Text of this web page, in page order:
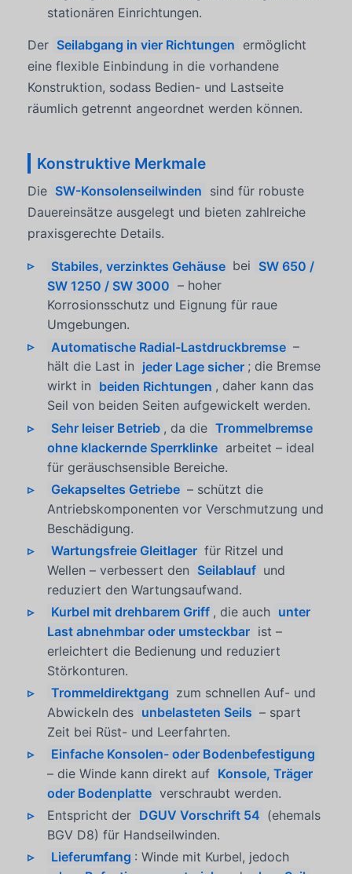
stationären Einrichtungen.
Der Seilabgang in vier Richtungen ermöglicht
eine flexible Einbindung in die vorhandene
Konstruktion, sodass Bedien- und Lastseite
räumlich getrennt angeordnet werden können.
Konstruktive Merkmale
Die SW-Konsolenseilwinden sind für robuste
Dauereinsätze ausgelegt und bieten zahlreiche
praxisgerechte Details.
Stabiles, verzinktes Gehäuse bei SW 650 /
SW 1250 / SW 3000 – hoher
Korrosionsschutz und Eignung für raue
Umgebungen.
Automatische Radial-Lastdruckbremse –
hält die Last in jeder Lage sicher ; die Bremse
wirkt in beiden Richtungen , daher kann das
Seil von beiden Seiten aufgewickelt werden.
Sehr leiser Betrieb , da die Trommelbremse
ohne klackernde Sperrklinke arbeitet – ideal
für geräuschsensible Bereiche.
Gekapseltes Getriebe – schützt die
Antriebskomponenten vor Verschmutzung und
Beschädigung.
Wartungsfreie Gleitlager für Ritzel und
Wellen – verbessert den Seilablauf und
reduziert den Wartungsaufwand.
Kurbel mit drehbarem Griff , die auch unter
Last abnehmbar oder umsteckbar ist –
erleichtert die Bedienung und reduziert
Störkonturen.
Trommeldirektgang zum schnellen Auf- und
Abwickeln des unbelasteten Seils – spart
Zeit bei Rüst- und Leerfahrten.
Einfache Konsolen- oder Bodenbefestigung
– die Winde kann direkt auf Konsole, Träger
oder Bodenplatte verschraubt werden.
Entspricht der DGUV Vorschrift 54 (ehemals
BGV D8) für Handseilwinden.
Lieferumfang : Winde mit Kurbel, jedoch